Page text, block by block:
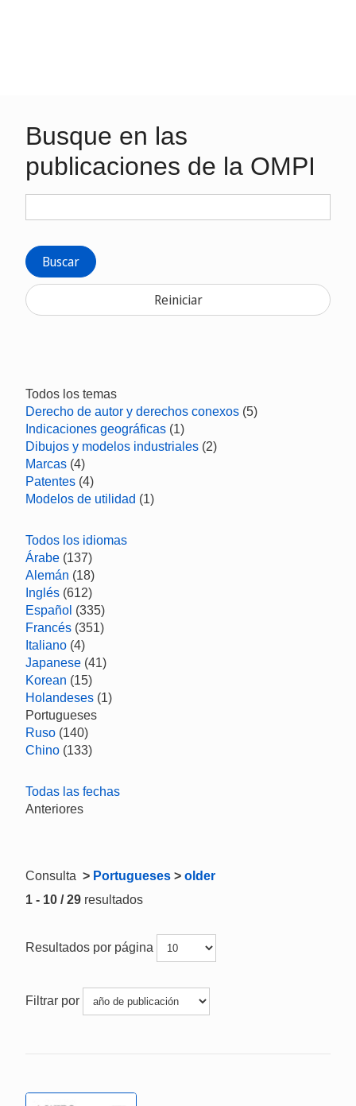
Busque en las
publicaciones de la OMPI
Buscar
Reiniciar
Todos los temas
Derecho de autor y derechos conexos (5)
Indicaciones geográficas (1)
Dibujos y modelos industriales (2)
Marcas (4)
Patentes (4)
Modelos de utilidad (1)
Todos los idiomas
Árabe (137)
Alemán (18)
Inglés (612)
Español (335)
Francés (351)
Italiano (4)
Japanese (41)
Korean (15)
Holandeses (1)
Portugueses
Ruso (140)
Chino (133)
Todas las fechas
Anteriores
Consulta > Portugueses > older
1 - 10 / 29 resultados
Resultados por página
Filtrar por